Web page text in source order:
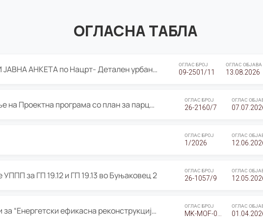
ОГЛАСНА ТАБЛА
ЈАВНА ПРЕЗЕНТАЦИЈА И ЈАВНА АНКЕТА по Нацрт- Детален урбанистички план Градска четврт Ј 05- Барутана, Општина Центар- Скопје, плански период 2025-2030 ОГЛАС БРОЈ
09-2501/11
ОГЛАС ОБЈАВА
13.08.2026
ОГЛАС за Јавно излагање на Проектна програма со план за парцелација за Урбанистички проект со план за парцелација за спојување на ГП 20.12 и ГП 20.37 од Изменување и дополнување на Детален урбанистички план Буњаковец 2, Општина Центар – Скопје ОГЛАС БРОЈ
26-2160/7
ОГЛАС
ОГЛАС БРОЈ
1/2026
ОГЛАС
за ГП 19.12 и ГП 19.13 во Буњаковец 2 ОГЛАС БРОЈ
26-1057/9
ОГЛАС
Оглас за Барање понуди за “Енергетски ефикасна реконструкција на објектот ООУ „Св. Кирил и Методиј" ОГЛАС БРОЈ ОГЛАС